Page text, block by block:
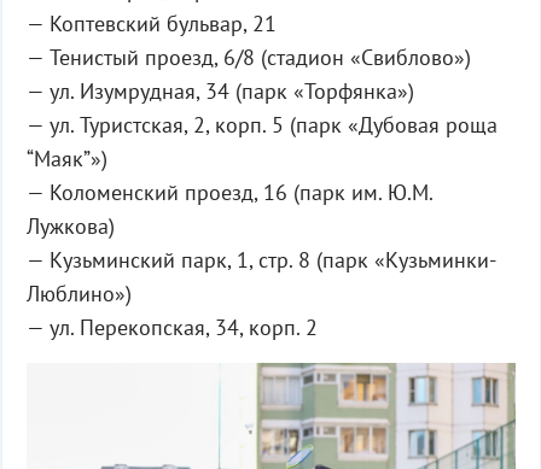
— Коптевский бульвар, 21
— Тенистый проезд, 6/8 (стадион «Свиблово»)
— ул. Изумрудная, 34 (парк «Торфянка»)
— ул. Туристская, 2, корп. 5 (парк «Дубовая роща
“Маяк”»)
— Коломенский проезд, 16 (парк им. Ю.М.
Лужкова)
— Кузьминский парк, 1, стр. 8 (парк «Кузьминки-
Люблино»)
— ул. Перекопская, 34, корп. 2